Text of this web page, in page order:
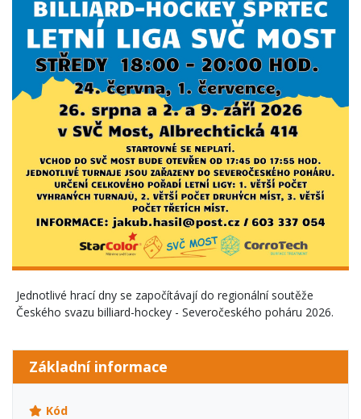
Jednotlivé hrací dny se započítávají do regionální soutěže
Českého svazu billiard-hockey - Severočeského poháru 2026.
Základní informace
Kód